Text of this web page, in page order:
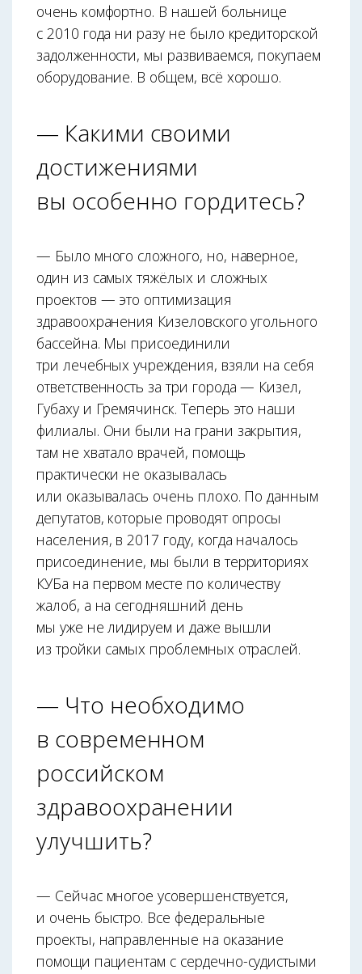
очень комфортно. В нашей больнице
с 2010 года ни разу не было кредиторской
задолженности, мы развиваемся, покупаем
оборудование. В общем, всё хорошо.
— Какими своими
достижениями
вы особенно гордитесь?
— Было много сложного, но, наверное,
один из самых тяжёлых и сложных
проектов — это оптимизация
здравоохранения Кизеловского угольного
бассейна. Мы присоединили
три лечебных учреждения, взяли на себя
ответственность за три города — Кизел,
Губаху и Гремячинск. Теперь это наши
филиалы. Они были на грани закрытия,
там не хватало врачей, помощь
практически не оказывалась
или оказывалась очень плохо. По данным
депутатов, которые проводят опросы
населения, в 2017 году, когда началось
присоединение, мы были в территориях
КУБа на первом месте по количеству
жалоб, а на сегодняшний день
мы уже не лидируем и даже вышли
из тройки самых проблемных отраслей.
— Что необходимо
в современном
российском
здравоохранении
улучшить?
— Сейчас многое усовершенствуется,
и очень быстро. Все федеральные
проекты, направленные на оказание
помощи пациентам с сердечно-судистыми